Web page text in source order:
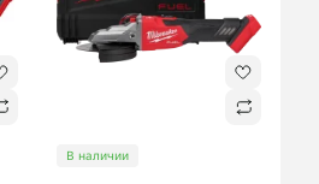
В наличии